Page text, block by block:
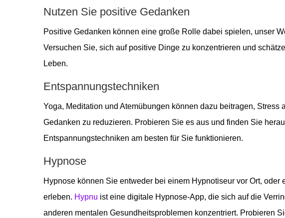
Nutzen Sie positive Gedanken
Positive Gedanken können eine große Rolle dabei spielen, unser
Versuchen Sie, sich auf positive Dinge zu konzentrieren und
Leben.
Entspannungstechniken
Yoga, Meditation und Atemübungen können dazu beitragen, Stress
Gedanken zu reduzieren. Probieren Sie es aus und finden Sie
Entspannungstechniken am besten für Sie funktionieren.
Hypnose
Hypnose können Sie entweder bei einem Hypnotiseur vor Ort, oder
erleben. Hypnu ist eine digitale Hypnose-App, die sich auf die
anderen mentalen Gesundheitsproblemen konzentriert. Probieren